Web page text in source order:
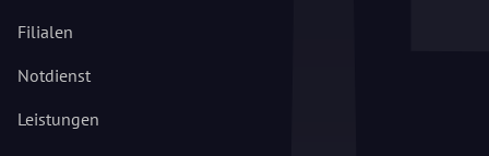
Filialen
Notdienst
Leistungen